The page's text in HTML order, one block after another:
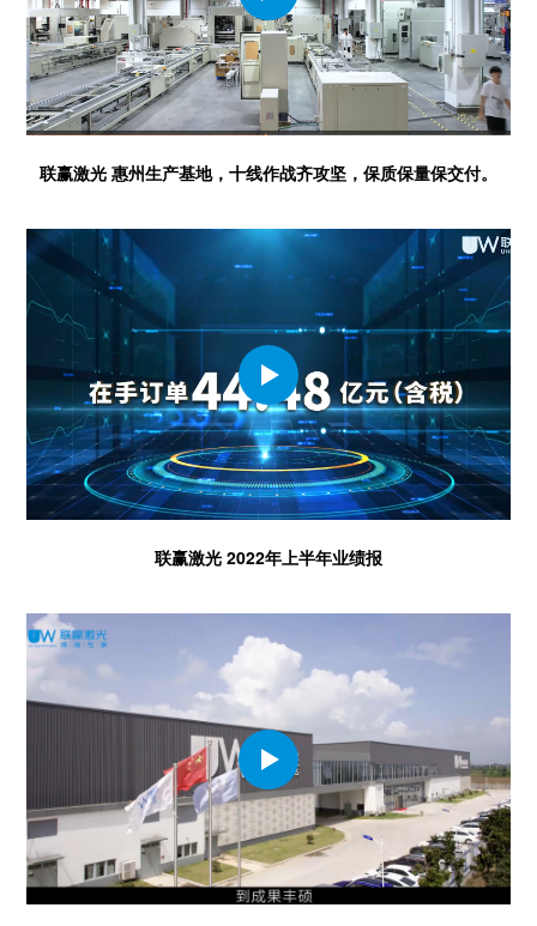
联赢激光 惠州生产基地，十线作战齐攻坚，保质保量保交付。
联赢激光 2022年上半年业绩报